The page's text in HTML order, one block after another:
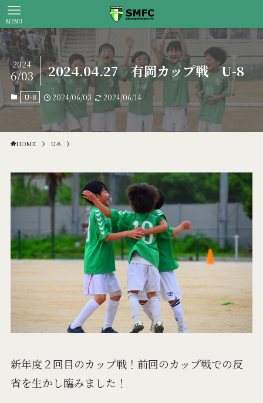
MENU
2024.04.27 有岡カップ戦 U-8
2024
6/03
U-8 2024/06/03 2024/06/14
HOME U-8
新年度２回目のカップ戦！前回のカップ戦での反
省を生かし臨みました！